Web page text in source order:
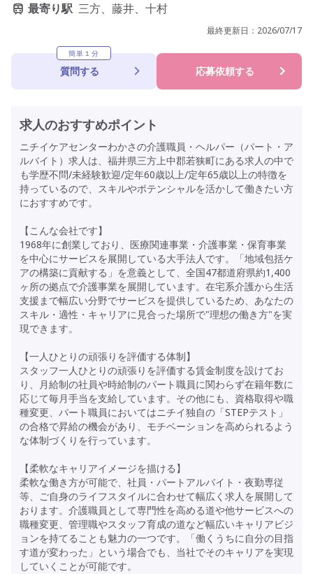
最寄り駅 三方、藤井、十村
最終更新日： 2026/07/17
簡単１分
質問する 応募依頼する
求人のおすすめポイント
ニチイケアセンターわかさの介護職員・ヘルパー（パート・ア
ルバイト）求人は、福井県三方上中郡若狭町にある求人の中で
も学歴不問/未経験歓迎/定年60歳以上/定年65歳以上の特徴を
持っているので、スキルやポテンシャルを活かして働きたい方
におすすめです。
【こんな会社です】
1968年に創業しており、医療関連事業・介護事業・保育事業
を中心にサービスを展開している大手法人です。「地域包括ケ
アの構築に貢献する」を意義として、全国47都道府県約1,400
ヶ所の拠点で介護事業を展開しています。在宅系介護から生活
支援まで幅広い分野でサービスを提供しているため、あなたの
スキル・適性・キャリアに見合った場所で"理想の働き方"を実
現できます。
【一人ひとりの頑張りを評価する体制】
スタッフ一人ひとりの頑張りを評価する賃金制度を設けてお
り、月給制の社員や時給制のパート職員に関わらず在籍年数に
応じて毎月手当を支給しています。その他にも、資格取得や職
種変更、パート職員においてはニチイ独自の「STEPテスト」
の合格で昇給の機会があり、モチベーションを高められるよう
な体制づくりを行っています。
【柔軟なキャリアイメージを描ける】
柔軟な働き方が可能で、社員・パートアルバイト・夜勤専従
等、ご自身のライフスタイルに合わせて幅広く求人を展開して
おります。介護職員として専門性を高める道や他サービスへの
職種変更、管理職やスタッフ育成の道など幅広いキャリアビジ
ョンを持てることも魅力の一つです。「働くうちに自分の目指
す道が変わった」という場合でも、当社でそのキャリアを実現
していくことが可能です。